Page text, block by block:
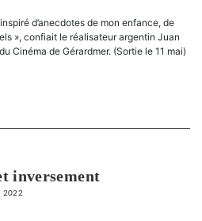
d’anecdotes de mon enfance, de
», confiait le réalisateur argentin Juan
Cinéma de Gérardmer. (Sortie le 11 mai)
inversement
2022